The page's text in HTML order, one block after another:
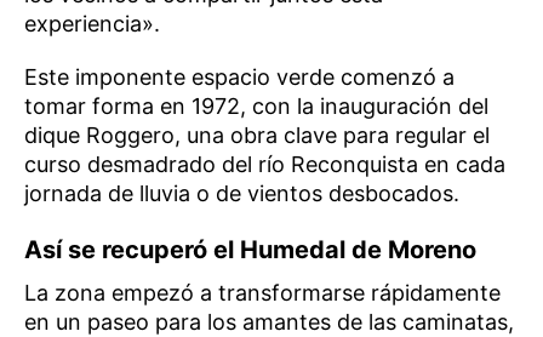
experiencia».
Este imponente espacio verde comenzó a
tomar forma en 1972, con la inauguración del
dique Roggero, una obra clave para regular el
curso desmadrado del río Reconquista en cada
jornada de lluvia o de vientos desbocados.
Así se recuperó el Humedal de Moreno
La zona empezó a transformarse rápidamente
en un paseo para los amantes de las caminatas,